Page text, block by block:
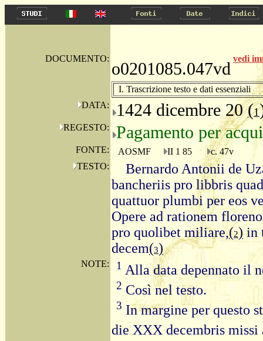
DOCUMENTO:
o0201085.047vd
vedi
I. Trascrizione testo e dati essenziali
DATA:
1424 dicembre 20(1
REGESTO: Pagamento per
FONTE: AOSMF II 1 85
c. 47v
TESTO:
Bernardo Antonii de
bancheriis pro libbris
quattuor plumbi per eos
Opere ad rationem
pro quolibet miliare,(2)in
decem(3)
NOTE: 1 Alla data depennato il
2 Così nel testo.
3 In margine per questo
die XXX decembris